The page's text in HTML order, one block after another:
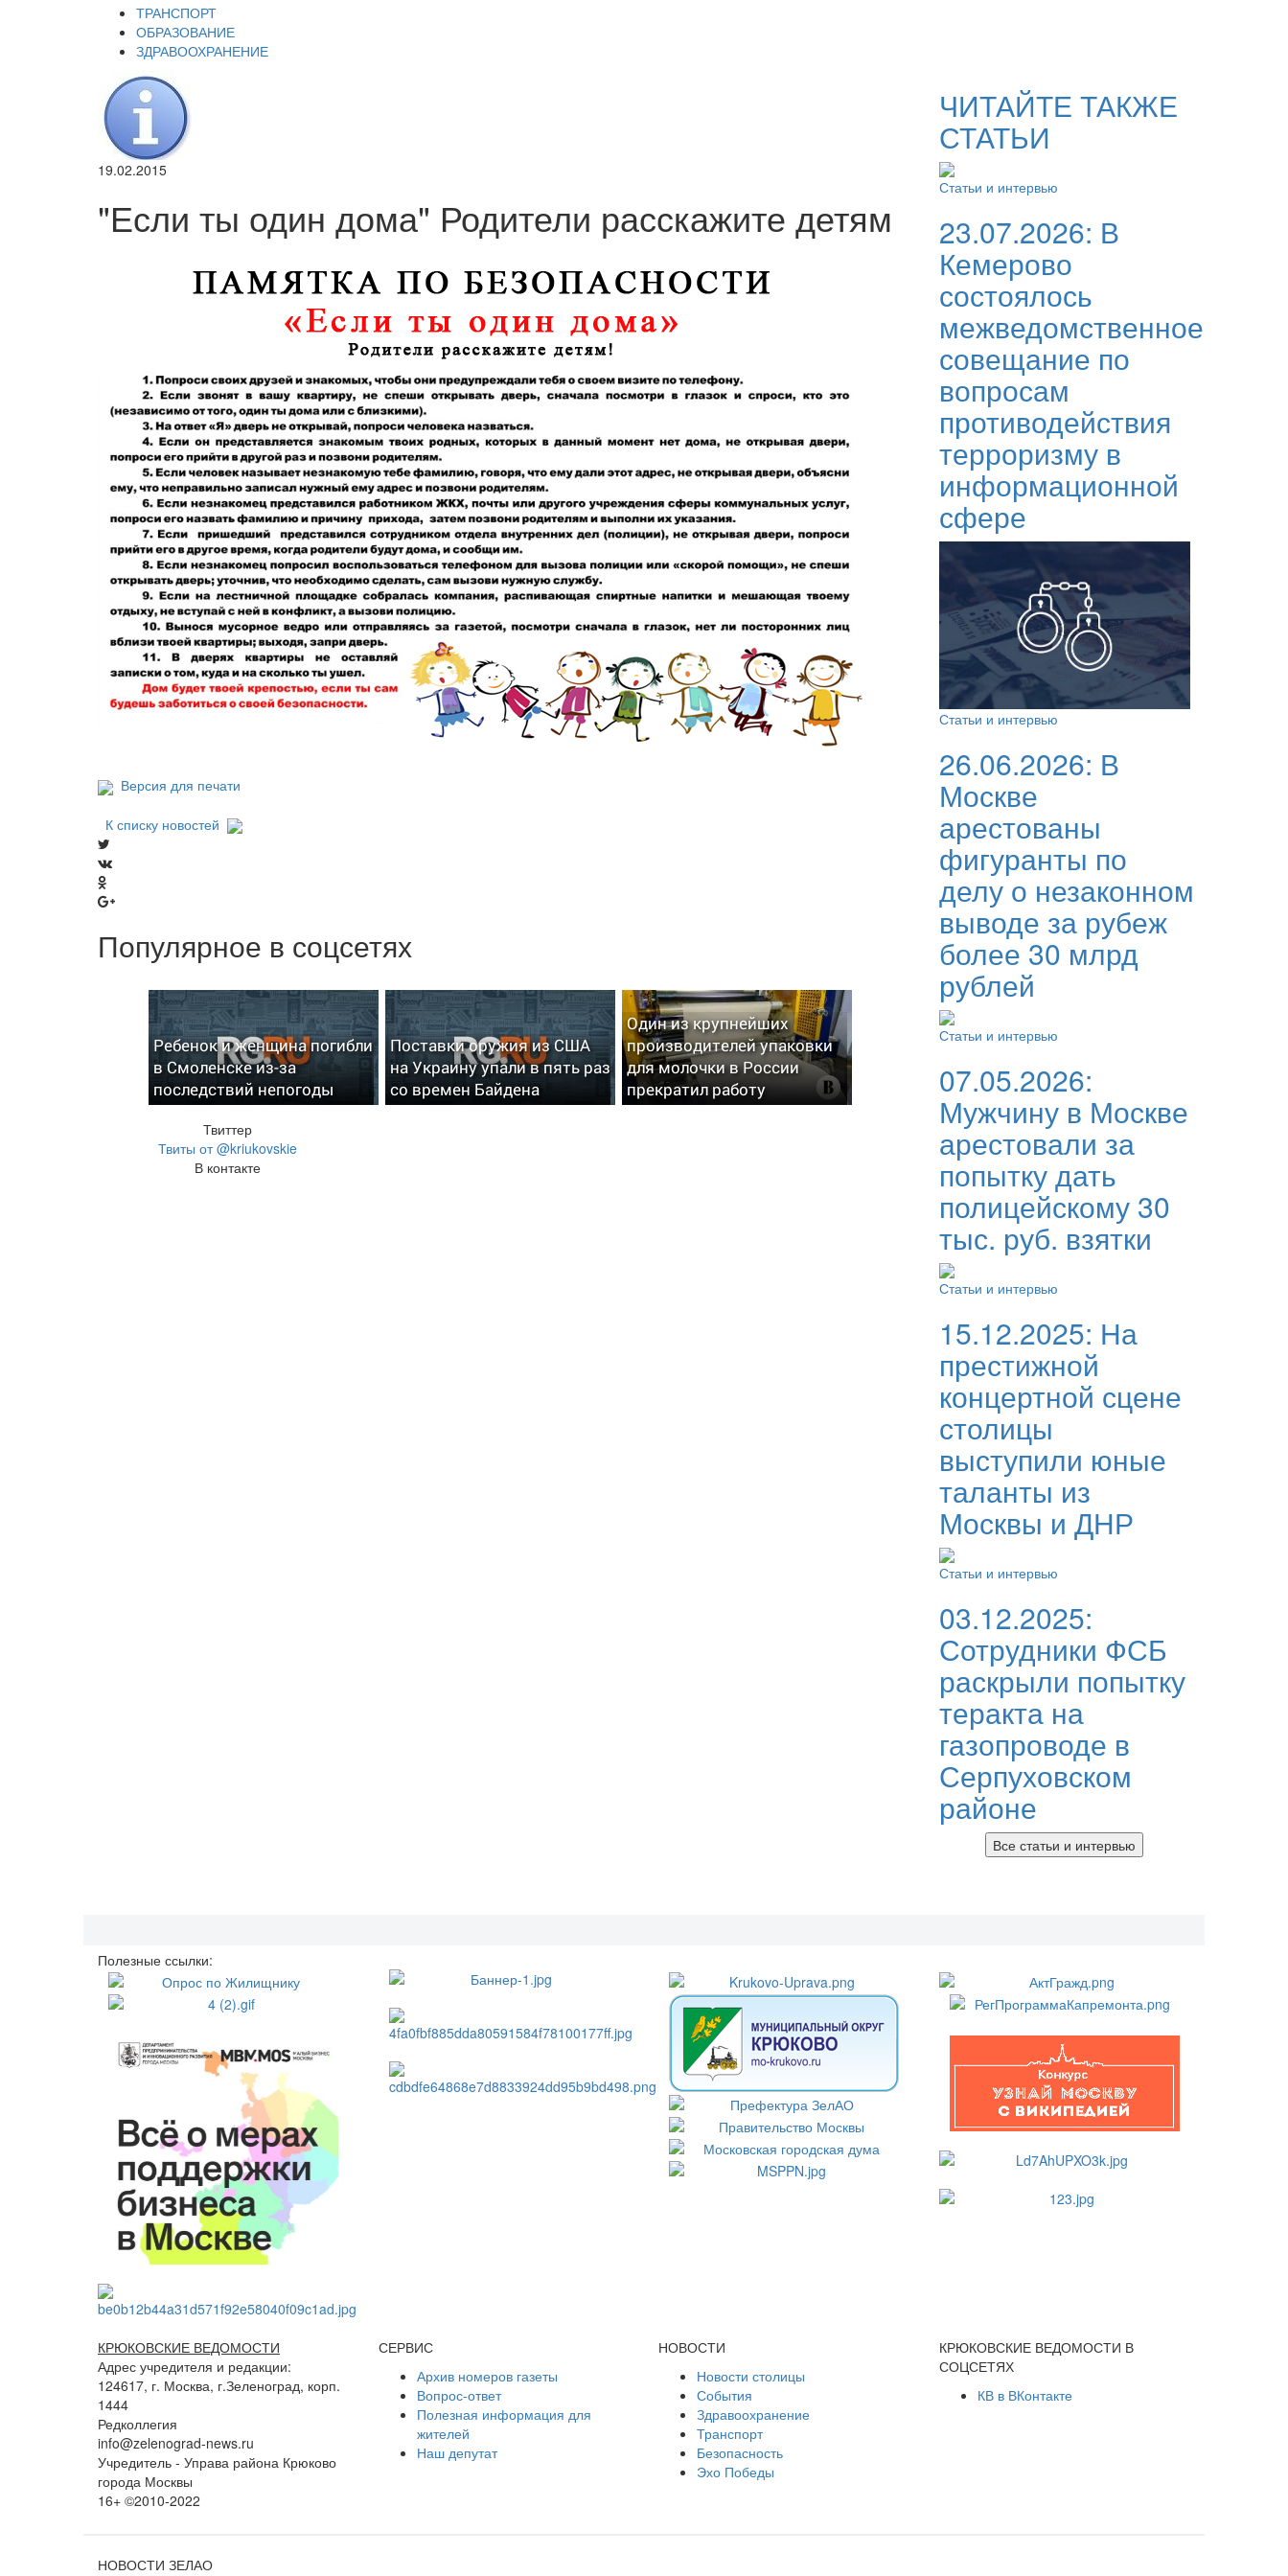
ТРАНСПОРТ
ОБРАЗОВАНИЕ
ЗДРАВООХРАНЕНИЕ
19.02.2015
"Если ты один дома" Родители расскажите детям
Версия для печати
К списку новостей
Популярное в соцсетях
Ребенок и женщина погибли
в Смоленске из-за
последствий непогоды
Поставки оружия из США
на Украину упали в пять раз
со времен Байдена
Один из крупнейших
производителей упаковки
для молочки в России
прекратил работу
Твиттер
Твиты от @kriukovskie
В контакте
ЧИТАЙТЕ ТАКЖЕ
СТАТЬИ
Статьи и интервью
23.07.2026: В
Кемерово
состоялось
межведомственное
совещание по
вопросам
противодействия
терроризму в
информационной
сфере
Статьи и интервью
26.06.2026: В
Москве
арестованы
фигуранты по
делу о незаконном
выводе за рубеж
более 30 млрд
рублей
Статьи и интервью
07.05.2026:
Мужчину в Москве
арестовали за
попытку дать
полицейскому 30
тыс. руб. взятки
Статьи и интервью
15.12.2025: На
престижной
концертной сцене
столицы
выступили юные
таланты из
Москвы и ДНР
Статьи и интервью
03.12.2025:
Сотрудники ФСБ
раскрыли попытку
теракта на
газопроводе в
Серпуховском
районе
Все статьи и интервью
Полезные ссылки:
КРЮКОВСКИЕ ВЕДОМОСТИ
Адрес учредителя и редакции:
124617, г. Москва, г.Зеленоград, корп.
1444
Редколлегия
info@zelenograd-news.ru
Учредитель - Управа района Крюково
города Москвы
16+ ©2010-2022
СЕРВИС
Архив номеров газеты
Вопрос-ответ
Полезная информация для
жителей
Наш депутат
НОВОСТИ
Новости столицы
События
Здравоохранение
Транспорт
Безопасность
Эхо Победы
КРЮКОВСКИЕ ВЕДОМОСТИ В
СОЦСЕТЯХ
КВ в ВКонтакте
НОВОСТИ ЗЕЛАО